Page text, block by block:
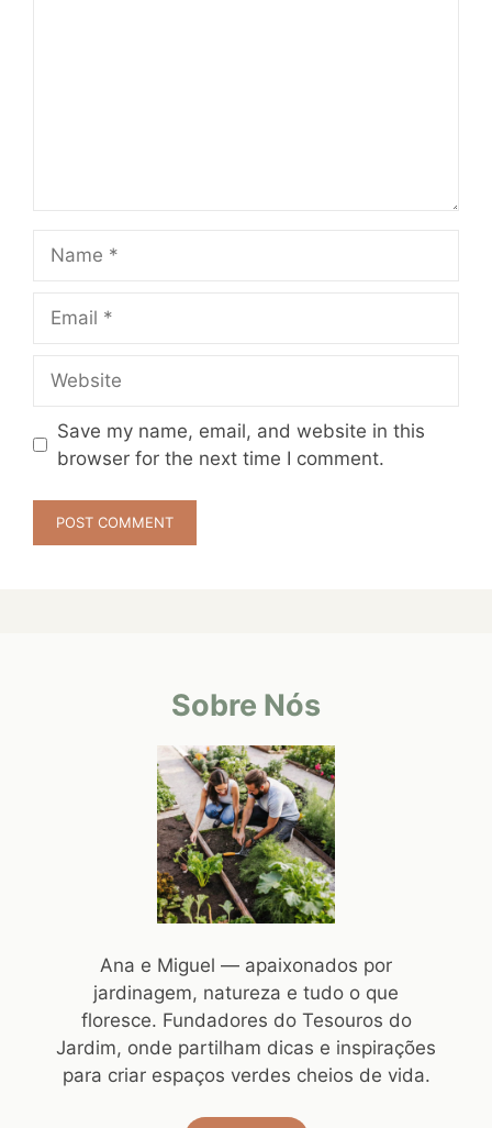
Save my name, email, and website in this
browser for the next time I comment.
Sobre Nós
Ana e Miguel — apaixonados por
jardinagem, natureza e tudo o que
floresce. Fundadores do Tesouros do
Jardim, onde partilham dicas e inspirações
para criar espaços verdes cheios de vida.